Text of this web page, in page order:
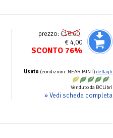
prezzo:€16.60
€ 4,00
SCONTO 76%
Usato (condizioni: NEAR MINT) dettagli
Venduto da BCLibri
» Vedi scheda completa